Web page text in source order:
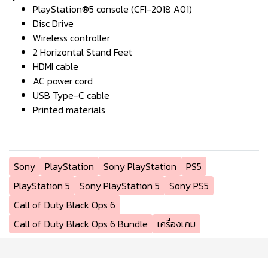
PlayStation®5 console (CFI-2018 A01)
Disc Drive
Wireless controller
2 Horizontal Stand Feet
HDMI cable
AC power cord
USB Type-C cable
Printed materials
Sony PlayStation Sony PlayStation
PS5
PlayStation 5
Sony PlayStation 5
Sony PS5
Call of Duty Black Ops 6
Call of Duty Black Ops 6 Bundle
เครื่องเกม